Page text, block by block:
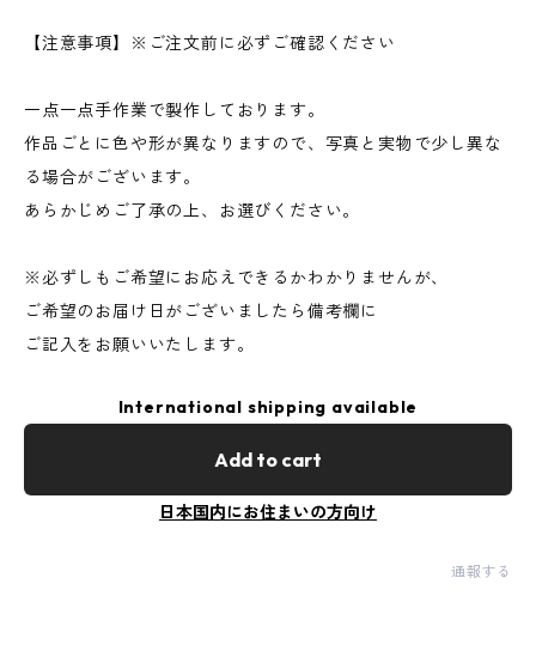
【注意事項】※ご注文前に必ずご確認ください
一点一点手作業で製作しております。
作品ごとに色や形が異なりますので、写真と実物で少し異な
る場合がございます。
あらかじめご了承の上、お選びください。
※必ずしもご希望にお応えできるかわかりませんが、
ご希望のお届け日がございましたら備考欄に
ご記入をお願いいたします。
International shipping available
Add to cart
日本国内にお住まいの方向け
通報する